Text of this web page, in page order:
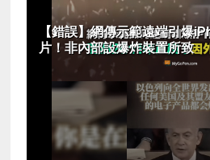
【錯誤】網傳示範遠端引爆
片！非內部設爆炸裝置所致